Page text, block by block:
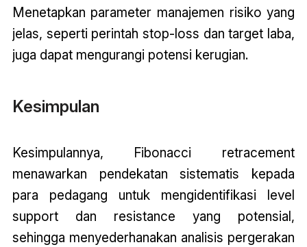
Menetapkan parameter manajemen risiko yang
jelas, seperti perintah stop-loss dan target laba,
juga dapat mengurangi potensi kerugian.
Kesimpulan
Kesimpulannya, Fibonacci retracement
menawarkan pendekatan sistematis kepada
para pedagang untuk mengidentifikasi level
support dan resistance yang potensial,
sehingga menyederhanakan analisis pergerakan